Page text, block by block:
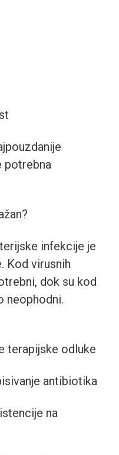
potrebna
infekcije je
Kod virusnih
dok su kod
neophodni.
terapijske odluke
antibiotika
na